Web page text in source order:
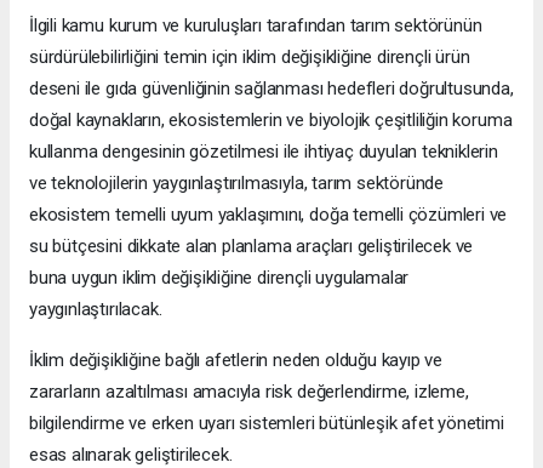
İlgili kamu kurum ve kuruluşları tarafından tarım sektörünün
sürdürülebilirliğini temin için iklim değişikliğine dirençli ürün
deseni ile gıda güvenliğinin sağlanması hedefleri doğrultusunda,
doğal kaynakların, ekosistemlerin ve biyolojik çeşitliliğin koruma
kullanma dengesinin gözetilmesi ile ihtiyaç duyulan tekniklerin
ve teknolojilerin yaygınlaştırılmasıyla, tarım sektöründe
ekosistem temelli uyum yaklaşımını, doğa temelli çözümleri ve
su bütçesini dikkate alan planlama araçları geliştirilecek ve
buna uygun iklim değişikliğine dirençli uygulamalar
yaygınlaştırılacak.
İklim değişikliğine bağlı afetlerin neden olduğu kayıp ve
zararların azaltılması amacıyla risk değerlendirme, izleme,
bilgilendirme ve erken uyarı sistemleri bütünleşik afet yönetimi
esas alınarak geliştirilecek.